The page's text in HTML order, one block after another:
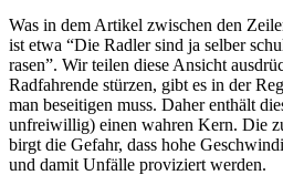
Was in dem Artikel zwischen den
ist etwa “Die Radler sind ja selber
rasen”. Wir teilen diese Ansicht
Radfahrende stürzen, gibt es in der
man beseitigen muss. Daher enthält
unfreiwillig) einen wahren Kern. Die
birgt die Gefahr, dass hohe
und damit Unfälle proviziert werden.